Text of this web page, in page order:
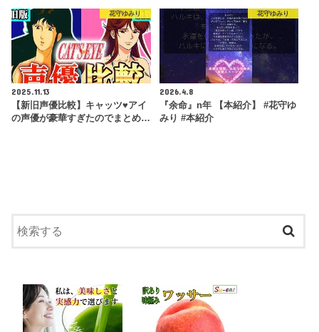
花守ゆみり
2025.11.13
【新旧声優比較】キャッツ♥アイ
の声優が豪華すぎたのでまとめ…
花守ゆみり
2026.4.8
『余命』n年 【本紹介】 #花守ゆ
みり #本紹介